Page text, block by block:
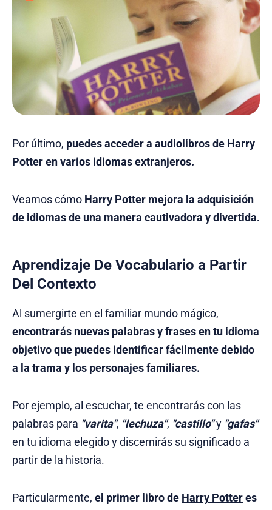
Por último, puedes acceder a audiolibros de Harry
Potter en varios idiomas extranjeros.
Veamos cómo Harry Potter mejora la adquisición
de idiomas de una manera cautivadora y divertida.
Aprendizaje De Vocabulario a Partir
Del Contexto
Al sumergirte en el familiar mundo mágico,
encontrarás nuevas palabras y frases en tu idioma
objetivo que puedes identificar fácilmente debido
a la trama y los personajes familiares.
Por ejemplo, al escuchar, te encontrarás con las
palabras para "varita", "lechuza", "castillo"y "gafas"
en tu idioma elegido y discernirás su significado a
partir de la historia.
Particularmente, el primer libro de Harry Potteres